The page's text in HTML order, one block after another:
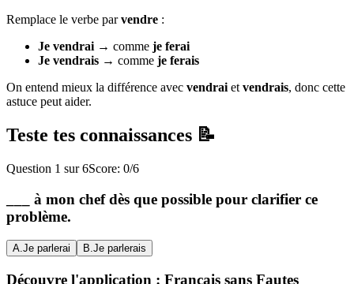
Remplace le verbe parvendre :
Je vendrai → comme je ferai
Je vendrais → comme je ferais
On entend mieux la différence avec vendrai et vendrais, donc cette
astuce peut aider.
Teste tes connaissances 📝
Question 1 sur6Score: 0/6
___ à mon chef dès que possible pour clarifier ce
problème.
A.Je parlerai B.Je parlerais
Découvre l'application : Français sans Fautes